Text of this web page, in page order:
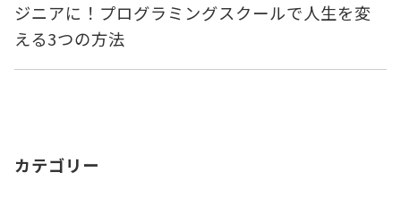
ジニアに！プログラミングスクールで人生を変
える3つの方法
カテゴリー